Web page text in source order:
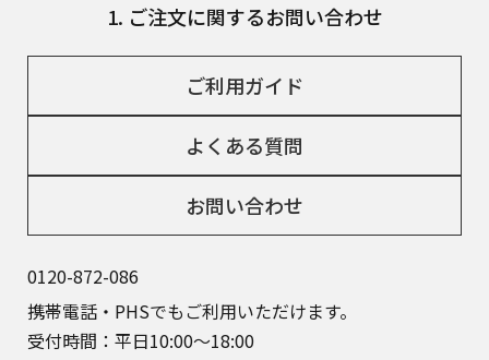
1. ご注文に関するお問い合わせ
ご利用ガイド
よくある質問
お問い合わせ
0120-872-086
携帯電話・PHSでもご利用いただけます。
受付時間：平日10:00～18:00